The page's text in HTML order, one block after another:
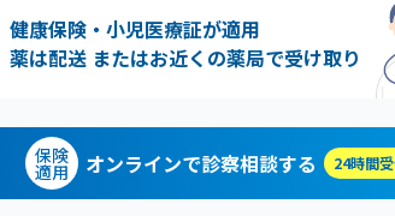
健康保険・小児医療証が適用
薬は配送 またはお近くの薬局で受け取り
保険
適用 オンラインで診察相談する 24時間